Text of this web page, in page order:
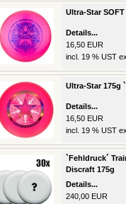
Ultra-Star
Details...
16,50 EUR
incl. 19 % UST
Ultra-Star 175g
Details...
16,50 EUR
incl. 19 % UST
`Fehldruck´
Discraft 175g
Details...
240,00 EUR